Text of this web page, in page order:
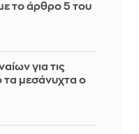
με το άρθρο 5 του
για τις
τα μεσάνυχτα ο